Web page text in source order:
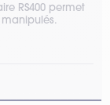
RS400 permet